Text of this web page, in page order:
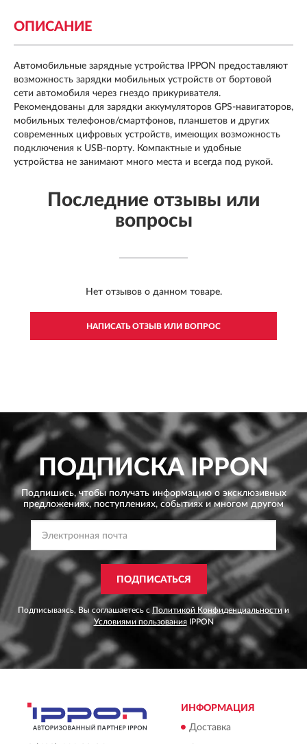
ОПИСАНИЕ
Автомобильные зарядные устройства IPPON предоставляют
возможность зарядки мобильных устройств от бортовой
сети автомобиля через гнездо прикуривателя.
Рекомендованы для зарядки аккумуляторов GPS-навигаторов,
мобильных телефонов/смартфонов, планшетов и других
современных цифровых устройств, имеющих возможность
подключения к USB-порту. Компактные и удобные
устройства не занимают много места и всегда под рукой.
Последние отзывы или
вопросы
Нет отзывов о данном товаре.
НАПИСАТЬ ОТЗЫВ ИЛИ ВОПРОС
ПОДПИСКАIPPON
Подпишись, чтобы получать информацию о эксклюзивных
предложениях,поступлениях, событиях и многом другом
ПОДПИСАТЬСЯ
Подписываясь, Вы соглашаетесь с Политикой Конфиденциальности и
Условиями пользованияIPPON
ИНФОРМАЦИЯ
Доставка